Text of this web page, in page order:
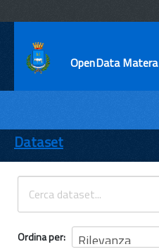
OpenData Matera
ENTI
TEMI
INFORMAZIONI
Dataset
Ordina per